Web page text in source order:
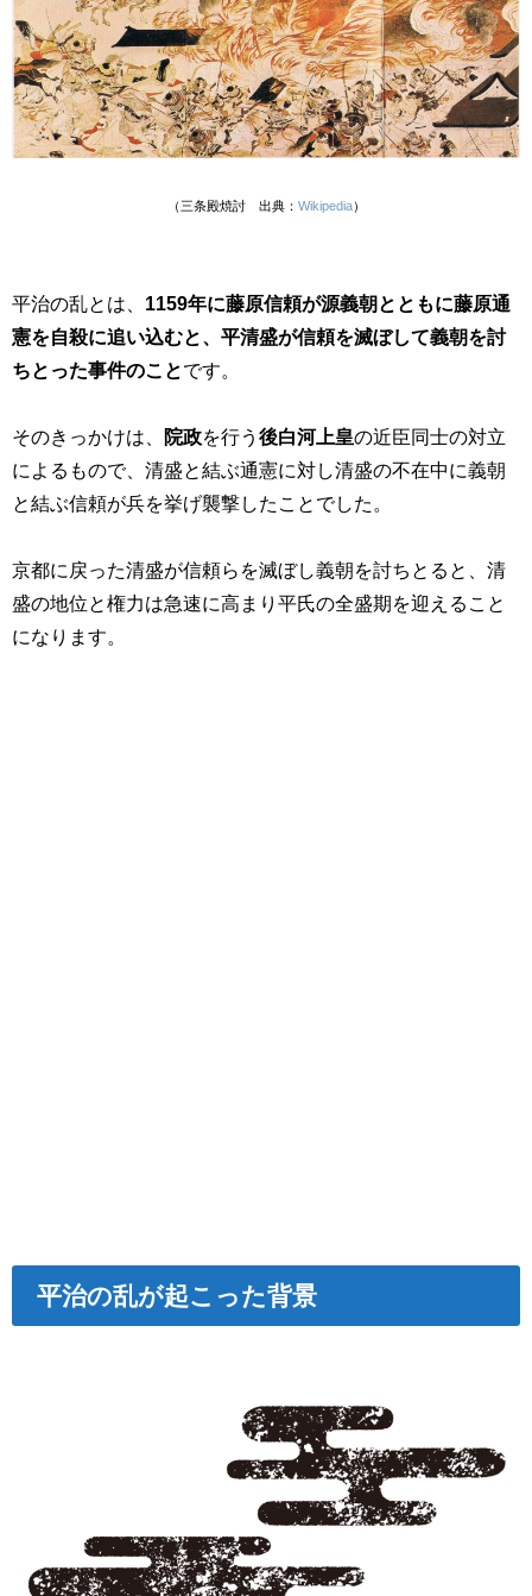
（三条殿焼討 出典： Wikipedia）
平治の乱とは、 1159年に藤原信頼が源義朝とともに藤原通
憲を自殺に追い込むと、平清盛が信頼を滅ぼして義朝を討
ちとった事件のことです。
そのきっかけは、 院政を行う 後白河上皇の近臣同士の対立
によるもので、清盛と結ぶ通憲に対し清盛の不在中に義朝
と結ぶ信頼が兵を挙げ襲撃したことでした。
京都に戻った清盛が信頼らを滅ぼし義朝を討ちとると、清
盛の地位と権力は急速に高まり平氏の全盛期を迎えること
になります。
平治の乱が起こった背景